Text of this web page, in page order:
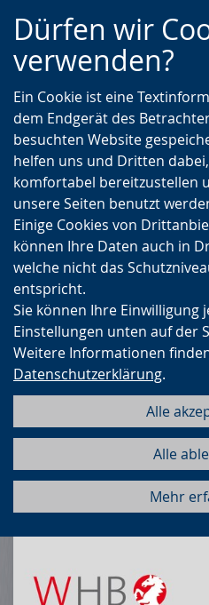
Dürfen wir
verwenden?
Ein Cookie ist eine
dem Endgerät des
besuchten Website
helfen uns und Dritten
komfortabel bereitzustellen
unsere Seiten benutzt
Einige Cookies von
können Ihre Daten auch in
welche nicht das
entspricht.
Sie können Ihre Einwilligung
Einstellungen unten auf der
Weitere Informationen
Datenschutzerklärung.
Alle
Alle
Mehr